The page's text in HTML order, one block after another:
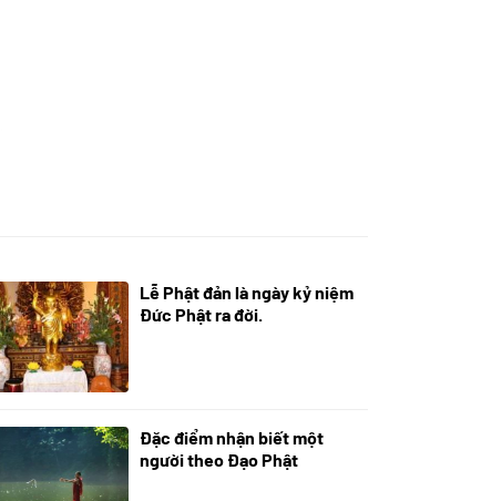
05/06/2024
Lễ Phật đản là ngày kỷ niệm
Đức Phật ra đời.
01/06/2024
Đặc điểm nhận biết một
người theo Đạo Phật